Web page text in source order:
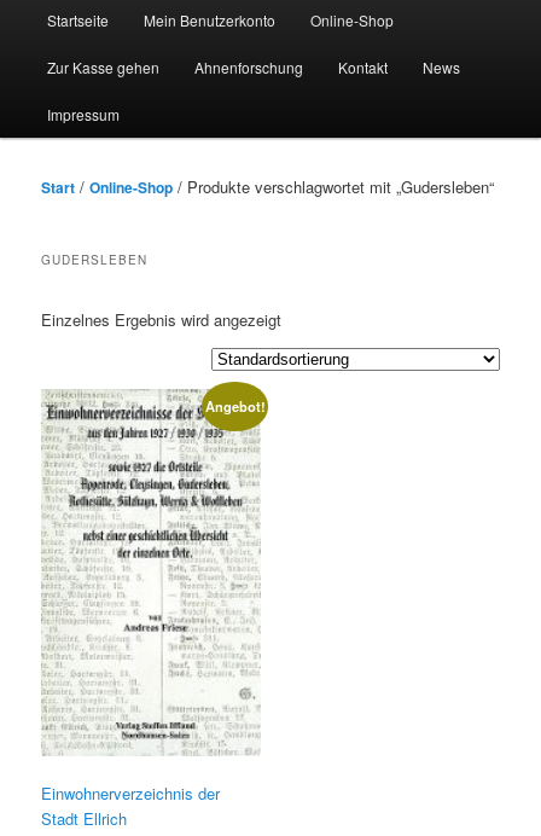
Startseite Mein Benutzerkonto Online-Shop
Zur Kasse gehen Ahnenforschung Kontakt News
Impressum
Start /Online-Shop / Produkte verschlagwortet mit „Gudersleben“
GUDERSLEBEN
Einzelnes Ergebnis wird angezeigt
Angebot!
Einwohnerverzeichnis der
Stadt Ellrich